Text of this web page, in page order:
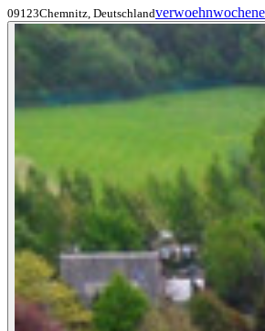
09123Chemnitz, Deutschland